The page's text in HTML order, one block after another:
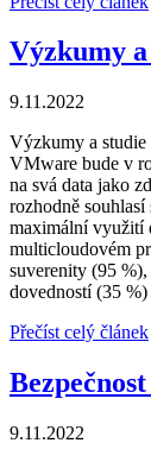
Výzkumy a
9.11.2022
Výzkumy a
VMware bude v
na svá data jako
rozhodně
maximální využití
multicloudovém
suverenity (95 %),
dovedností (35 %)
Přečíst celý článek
9.11.2022